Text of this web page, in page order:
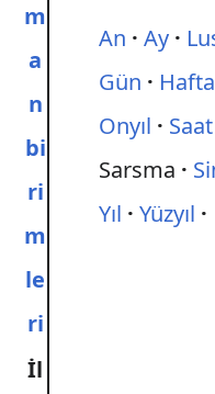
m
a
n
bi
ri
m
le
ri
An Ay
Gün
Hafta
Onyıl
Saat
Sarsma
Yıl
Yüzyıl
İl